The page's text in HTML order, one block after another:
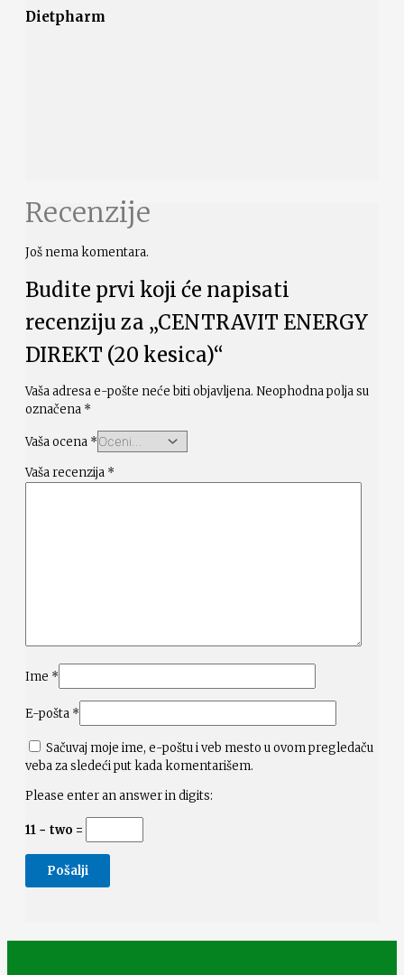
Dietpharm
Recenzije
Još nema komentara.
Budite prvi koji će napisati
recenziju za „CENTRAVIT ENERGY
DIREKT (20 kesica)“
Vaša adresa e-pošte neće biti objavljena. Neophodna polja su
označena *
Vaša ocena *
Vaša recenzija *
Ime *
E-pošta *
Sačuvaj moje ime, e-poštu i veb mesto u ovom pregledaču
veba za sledeći put kada komentarišem.
Please enter an answer in digits:
11 − two =